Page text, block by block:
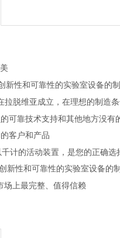
新性和可靠性的实验室设备的
拉脱维亚成立，在理想的制造
可靠技术支持和其他地方没有
客户和产品
计的活动装置，是您的正确选
新性和可靠性的实验室设备的
场上最完整、值得信赖